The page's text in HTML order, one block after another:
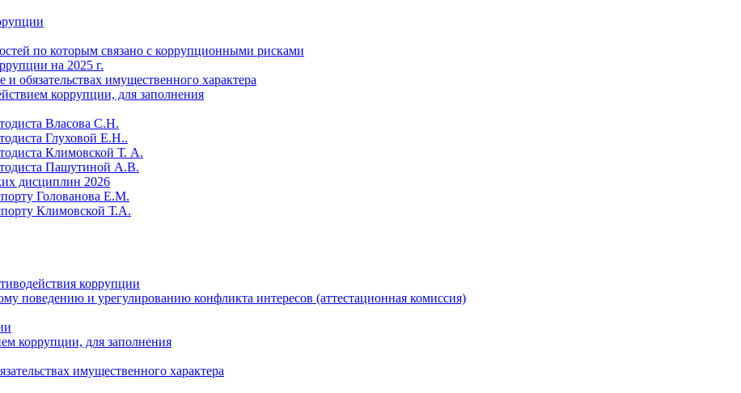
по которым связано с коррупционными рисками
на 2025 г.
обязательствах имущественного характера
коррупции, для заполнения
Власова С.Н.
Глуховой Е.Н..
Климовской Т. А.
Пашутиной А.В.
дисциплин 2026
Голованова Е.М.
Климовской Т.А.
коррупции
поведению и урегулированию конфликта интересов (аттестационная комиссия)
коррупции, для заполнения
имущественного характера